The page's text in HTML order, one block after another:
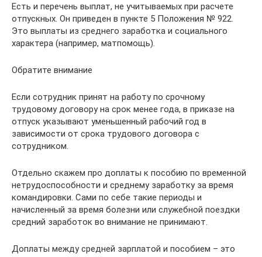
Есть и перечень выплат, не учитываемых при расчете
отпускных. Он приведен в пункте 5 Положения № 922.
Это выплаты из среднего заработка и социального
характера (например, матпомощь).
Обратите внимание
Если сотрудник принят на работу по срочному
трудовому договору на срок менее года, в приказе на
отпуск указывают уменьшенный рабочий год в
зависимости от срока трудового договора с
сотрудником.
Отдельно скажем про доплаты к пособию по временной
нетрудоспособности и среднему заработку за время
командировки. Сами по себе такие периоды и
начисленный за время болезни или служебной поездки
средний заработок во внимание не принимают.
Доплаты между средней зарплатой и пособием – это